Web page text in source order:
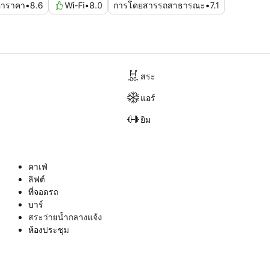
ราคา•8.6 Wi-Fi•8.0 การโดยสารรถสาธารณะ•7.1
สระ
แอร์
ยิม
คาเฟ่
ลิฟต์
ที่จอดรถ
บาร์
สระว่ายน้ำกลางแจ้ง
ห้องประชุม